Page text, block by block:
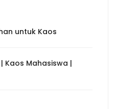
untuk Kaos
Kaos Mahasiswa |